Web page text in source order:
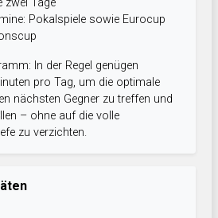
zwei Tage
Pokalspiele sowie Eurocup
In der Regel genügen
pro Tag, um die optimale
nächsten Gegner zu treffen und
– ohne auf die volle
zu verzichten.